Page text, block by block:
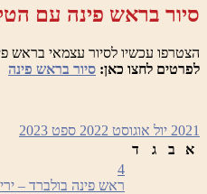
סיור בראש פינה עם
הצטרפו עכשיו לסיור עצמאי בראש
לפרטים לחצו כאן: סיור בראש פינה
2021 יול אוגוסט 2022 ספט 2023
א
ב ג ד
4
ראש פינה בולברד –